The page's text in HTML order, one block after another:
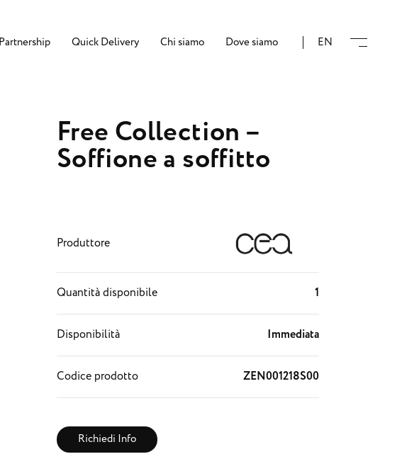
Partnership Quick Delivery Chi siamo Dove siamo EN
Free Collection –
Soffione a soffitto
Produttore
Quantità disponibile 1
Disponibilità Immediata
Codice prodotto ZEN001218S00
Richiedi Info